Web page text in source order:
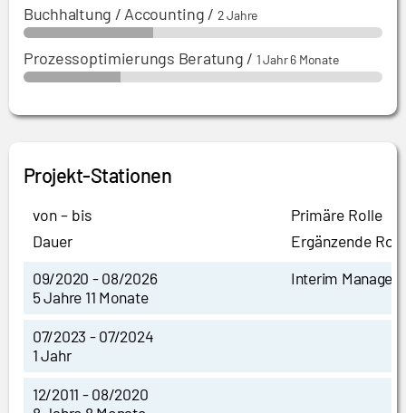
Buchhaltung / Accounting / 2 Jahre
Prozessoptimierungs Beratung / 1 Jahr 6 Monate
Projekt-Stationen
von – bis
Dauer
Primäre Rolle
Ergänzende
09/2020 - 08/2026
5 Jahre 11 Monate
Interim Manager
07/2023 - 07/2024
1 Jahr
12/2011 - 08/2020